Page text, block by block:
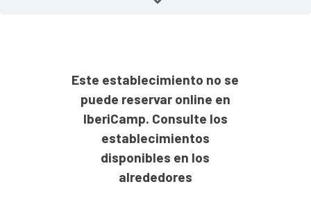
Este establecimiento no se
puede reservar online en
IberiCamp. Consulte los
establecimientos
disponibles en los
alrededores